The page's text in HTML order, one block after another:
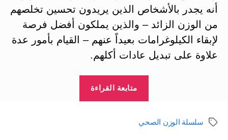
أنه يجدر بالأشخاص الذين يريدون تحسين تخلصهم
من الوزن الزائد – والذين يملكون أفضل فرصة
لإبقاء الكيلوغرامات بعيداً عنهم – القيام بأمور عدة
علاوة على تبديل عادات أكلهم.
متابعة القراءة
الوسومسلسلة الوزن الصحي